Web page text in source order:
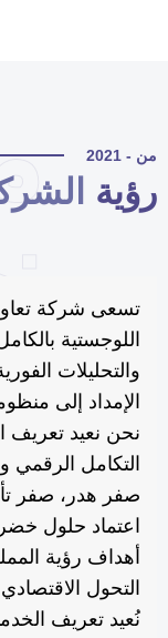
- 2021
تسعى شركة
اللوجستية
والتحليلات
الإمداد إلى
نحن نعيد تعريف
التكامل الرقمي
صفر هدر، صفر
اعتماد حلول
التحول
نُعيد تعريف